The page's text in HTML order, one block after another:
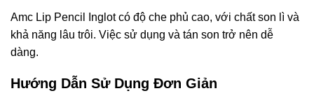
Amc Lip Pencil Inglot có độ che phủ cao, với chất son lì và
khả năng lâu trôi. Việc sử dụng và tán son trở nên dễ
dàng.
Hướng Dẫn Sử Dụng Đơn Giản